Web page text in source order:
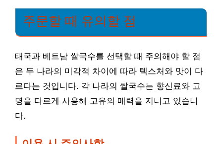
주문할 때 유의할 점
태국과 베트남 쌀국수를 선택할 때 주의해야 할 점
은 두 나라의 미각적 차이에 따라 텍스처와 맛이 다
르다는 것입니다. 각 나라의 쌀국수는 향신료와 고
명을 다르게 사용해 고유의 매력을 지니고 있습니
다.